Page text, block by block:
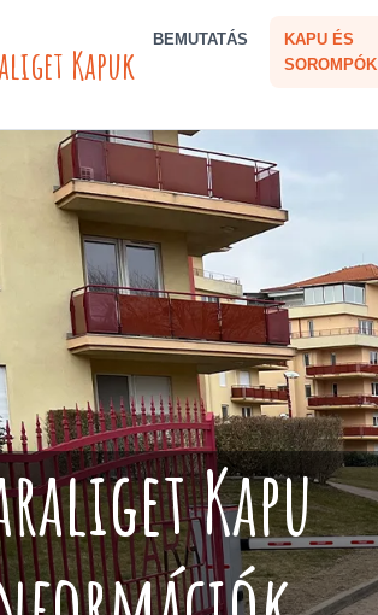
Kapuk BEMUTATÁS
KAPU ÉS
SOROMPÓK
Kapu